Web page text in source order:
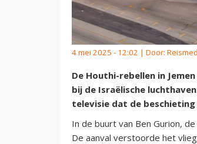
4 mei 2025 - 12:02 | Door:
De Houthi-rebellen in
bij de Israëlische
televisie dat de
In de buurt van Ben Gurion,
De aanval verstoorde het